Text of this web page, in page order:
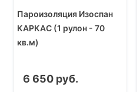
Пароизоляция Изоспан
КАРКАС (1 рулон - 70
кв.м)
6 650 руб.